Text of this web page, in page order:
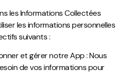
les Informations Collectées
les informations personnelles
suivants :
et gérer notre App : Nous
de vos informations pour